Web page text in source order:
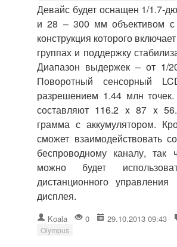
Девайс будет оснащен 1/1.7-
и 28 – 300 мм объективом с
конструкция которого
группах и поддержку
Диапазон выдержек – от 1/
Поворотный сенсорный
разрешением 1.44 млн
составляют 116.2 x 87 x
грамма с аккумулятором.
сможет взаимодействовать
беспроводному каналу, так
можно будет
дистанционного управления
дисплея.
Koala 0 29.10.2013 09:43
Olympus